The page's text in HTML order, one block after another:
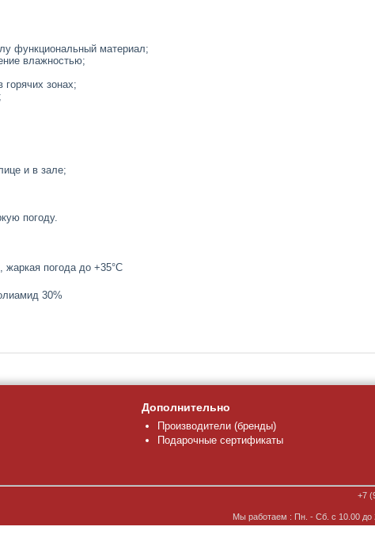
функциональный материал;
влажностью;
горячих зонах;
и в зале;
погоду.
жаркая погода до +35°С
30%
Дополнительно
Производители (бренды)
Подарочные сертификаты
+7
Мы работаем : Пн. - Сб. с 10.00 до